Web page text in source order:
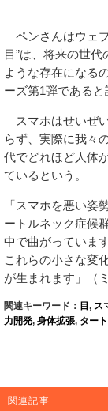
ペンさんはウェ
目”は、将来の世
ような存在になる
ーズ第1弾であると
スマホはせいぜ
らず、実際に我々
代でどれほど人体
ているという。
「スマホを悪い姿
ートルネック症候
中で曲がっていま
これらの小さな変
が生まれます」（
関連キーワード： 目, ス
力開発, 身体拡張, ター
関連記事